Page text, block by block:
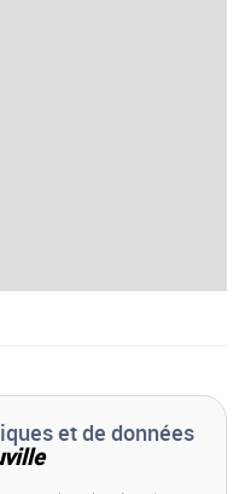
et de données